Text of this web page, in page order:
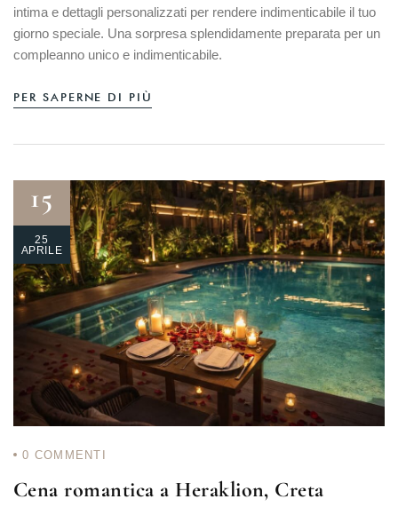
intima e dettagli personalizzati per rendere indimenticabile il tuo
giorno speciale. Una sorpresa splendidamente preparata per un
compleanno unico e indimenticabile.
PER SAPERNE DI PIÙ
15
25
APRILE
0 COMMENTI
Cena romantica a Heraklion, Creta